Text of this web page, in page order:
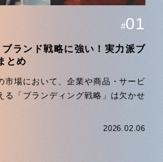
#01
ブランド戦略に強い！実力派ブ
とめ
市場において、企業や商品・サービ
る「ブランディング戦略」は欠かせ
2026.02.06